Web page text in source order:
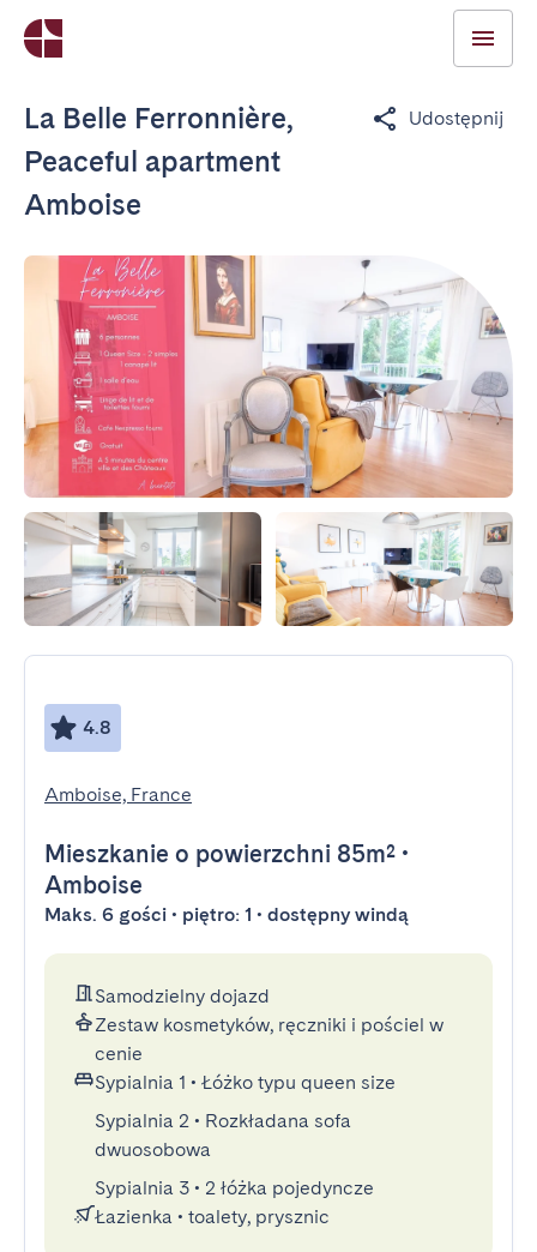
La Belle Ferronnière,
Peaceful apartment
Amboise
Udostępnij
4.8
Amboise, France
Mieszkanie o powierzchni 85m² •
Amboise
Maks. 6 gości • piętro: 1 • dostępny windą
Samodzielny dojazd
Zestaw kosmetyków, ręczniki i pościel w
cenie
Sypialnia 1 • Łóżko typu queen size
Sypialnia 2 • Rozkładana sofa
dwuosobowa
Sypialnia 3 • 2 łóżka pojedyncze
Łazienka • toalety, prysznic